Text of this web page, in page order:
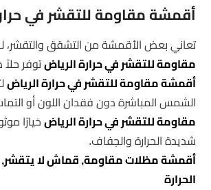
أقمشة مقاومة للتقشر في
تعاني بعض الأقمشة من التشقق
مقاومة للتقشر في حرارة الرياضتوفر
أقمشة مقاومة للتقشر في حرارة الرياض
الشمس المباشرة دون فقدان اللون أو
مقاومة للتقشر في حرارة الرياضخيارًا
شديدة الحرارة والجفاف.
أقمشة مظلات مقاومة, قماش لا
الحرارة